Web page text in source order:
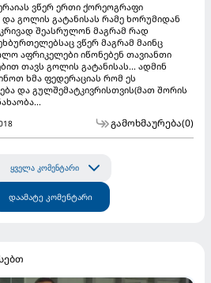
ვწერ ერთი ქორეოგრაფი
გოლის გატანისას რამე ხორუმიდან
შეასრულონ მაგრამ რად
ვწერ მაგრამ მაინც
აფრიკელები იწონებენ თავიანთი
თავს გოლის გატანისას... ადმინ
ხმა ფედერაციას რომ ეს
და გულშემატკივრისთვის(მათ შორის
გამოხმაურება(0)
ყველა კომენტარი
დაამატე კომენტარი